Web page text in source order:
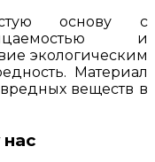
основу с
и
экологическим
Материал
веществ в